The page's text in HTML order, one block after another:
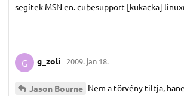
segítek MSN en. cubesupport [kukacka]
G g_zoli 2009. jan 18.
Jason Bourne Nem a törvény tiltja,